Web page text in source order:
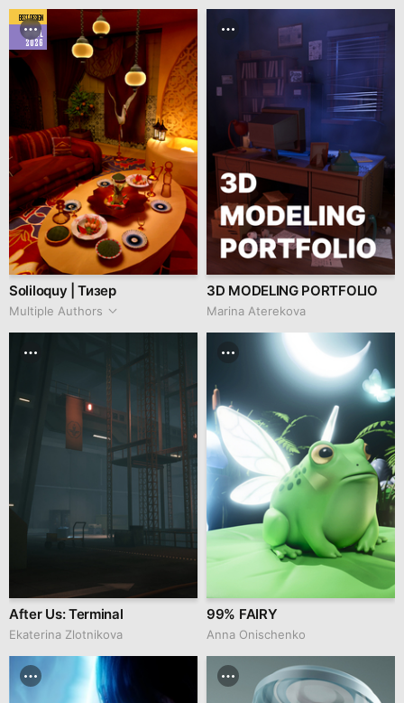
BEST DESIGN
APRIL
2026
Soliloquy | Тизер
Multiple Authors
3D MODELING PORTFOLIO
Marina Aterekova
After Us: Terminal
Ekaterina Zlotnikova
99% FAIRY
Anna Onischenko